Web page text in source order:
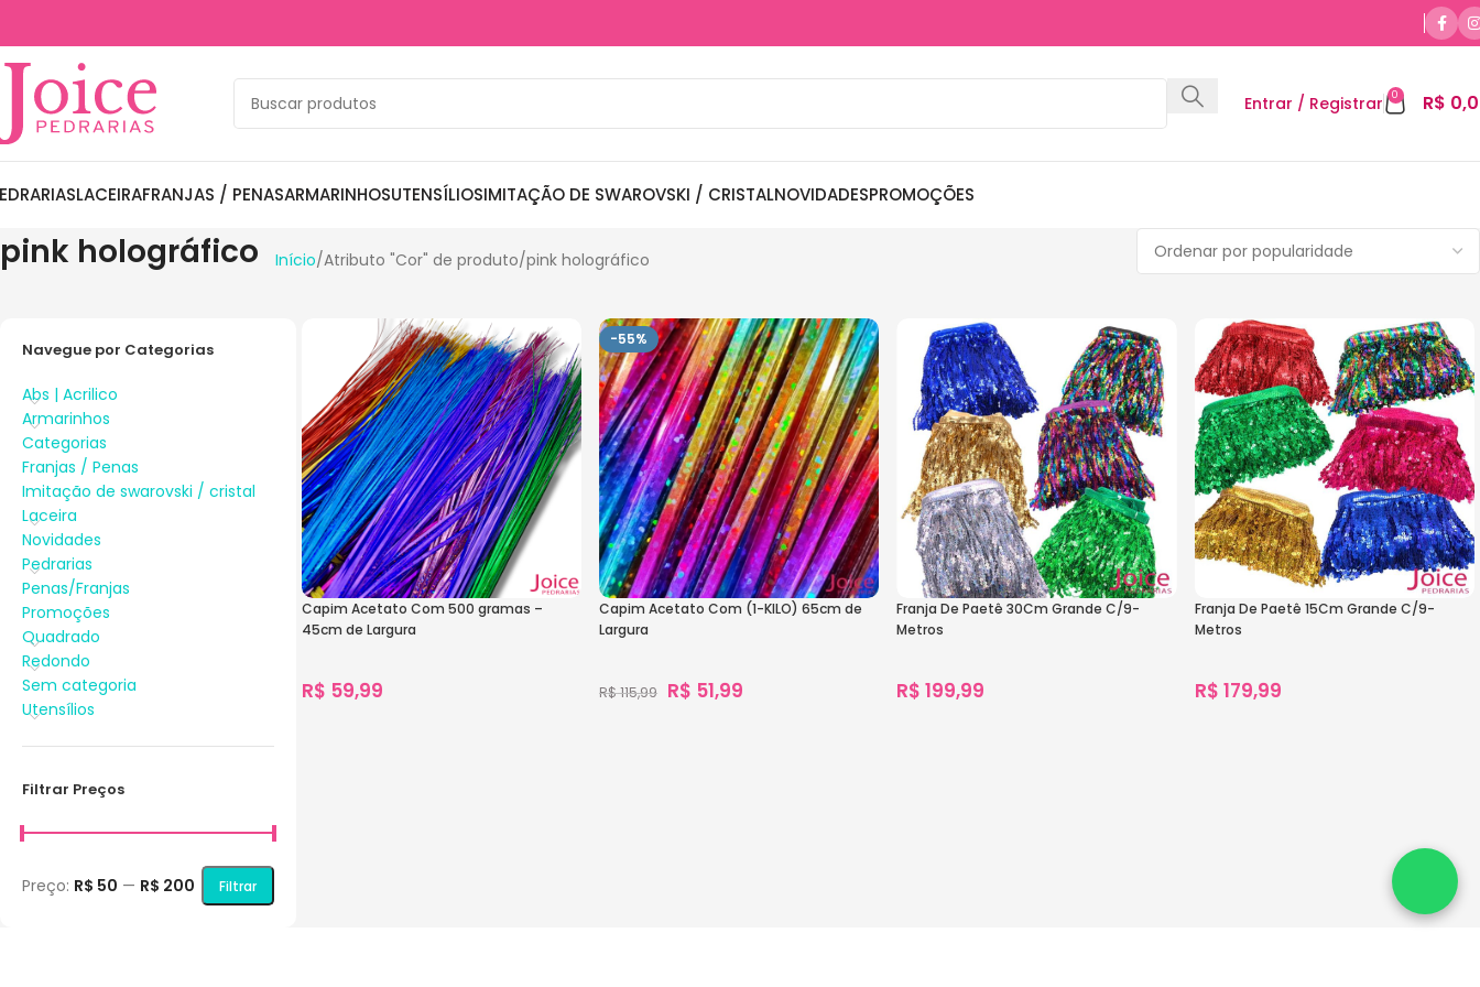
Entrar / Registrar 0 R$
LACEIRAFRANJAS / PENASARMARINHOSUTENSÍLIOSIMITAÇÃO DE SWAROVSKI / CRISTALNOVIDADESPROMOÇÕES
pink holográfico Início Atributo "Cor" de produto pink holográfico
Navegue por Categorias
Abs | Acrilico
Armarinhos
Categorias
Franjas / Penas
Imitação de swarovski / cristal
Laceira
Novidades
Pedrarias
Penas/Franjas
Promoções
Quadrado
Redondo
Sem categoria
Utensílios
Filtrar Preços
Filtrar
Preço: R$ 50 — R$ 200
Capim Acetato Com 500 gramas –
45cm de Largura
R$ 59,99
-55%
Capim Acetato Com (1-KILO) 65cm de
Largura
R$115,99 R$ 51,99
Franja De Paetê 30Cm Grande C/9-
Metros
R$ 199,99
Franja De Paetê 15Cm Grande C/9-
Metros
R$ 179,99